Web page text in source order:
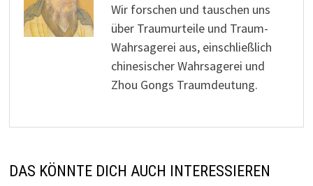
Wir forschen und tauschen uns
über Traumurteile und Traum-
Wahrsagerei aus, einschließlich
chinesischer Wahrsagerei und
Zhou Gongs Traumdeutung.
DAS KÖNNTE DICH AUCH INTERESSIEREN